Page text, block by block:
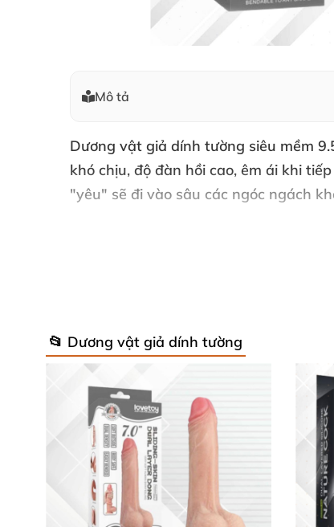
Mô tả
Dương vật giả dính tường siêu mềm
khó chịu, độ đàn hồi cao, êm ái khi
"yêu" sẽ đi vào sâu các ngóc ngách
📂 Dương vật giả dính tường